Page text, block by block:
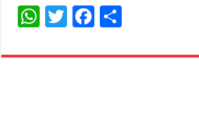
W
at
T
itt
F
c ar